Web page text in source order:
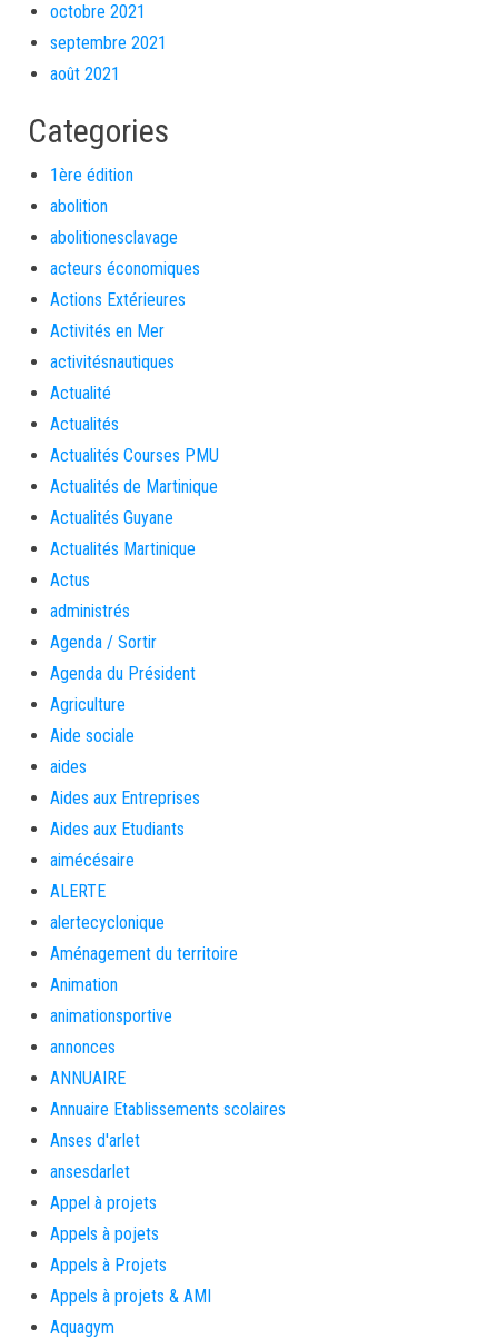
octobre 2021
septembre 2021
août 2021
Categories
1ère édition
abolition
abolitionesclavage
acteurs économiques
Actions Extérieures
Activités en Mer
activitésnautiques
Actualité
Actualités
Actualités Courses PMU
Actualités de Martinique
Actualités Guyane
Actualités Martinique
Actus
administrés
Agenda / Sortir
Agenda du Président
Agriculture
Aide sociale
aides
Aides aux Entreprises
Aides aux Etudiants
aimécésaire
ALERTE
alertecyclonique
Aménagement du territoire
Animation
animationsportive
annonces
ANNUAIRE
Annuaire Etablissements scolaires
Anses d'arlet
ansesdarlet
Appel à projets
Appels à pojets
Appels à Projets
Appels à projets & AMI
Aquagym